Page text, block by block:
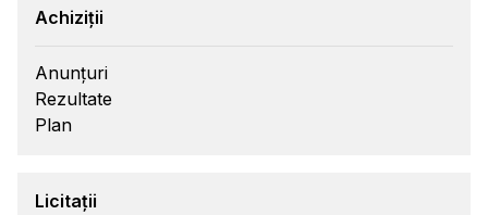
Achiziții
Anunțuri
Rezultate
Plan
Licitații